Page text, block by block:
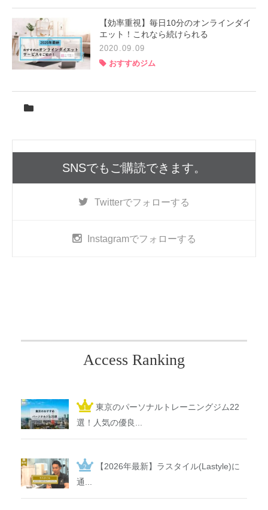
【効率重視】毎日10分のオンラインダイ
エット！これなら続けられる
2020.09.09
おすすめジム
SNSでもご購読できます。
Twitterでフォローする
Instagramでフォローする
Access Ranking
東京のパーソナルトレーニングジム22
選！人気の優良...
【2026年最新】ラスタイル(Lastyle)に
通...